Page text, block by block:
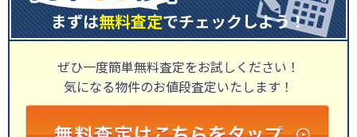
まずは無料査定でチェックしよう！
ぜひ一度簡単無料査定をお試しください！
気になる物件のお値段査定いたします！